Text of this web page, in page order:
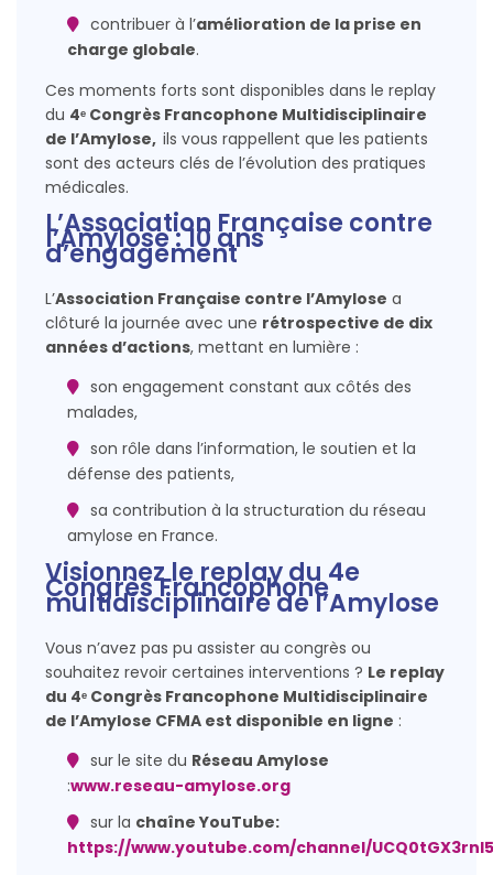
contribuer à l’amélioration de la prise en
charge globale.
Ces moments forts sont disponibles dans le replay
du 4ᵉ Congrès Francophone Multidisciplinaire
de l’Amylose, ils vous rappellent que les patients
sont des acteurs clés de l’évolution des pratiques
médicales.
L’Association Française contre
l’Amylose : 10 ans
d’engagement
L’Association Française contre l’Amylose a
clôturé la journée avec une rétrospective de dix
années d’actions, mettant en lumière :
son engagement constant aux côtés des
malades,
son rôle dans l’information, le soutien et la
défense des patients,
sa contribution à la structuration du réseau
amylose en France.
Visionnez le replay du 4e
Congrès Francophone
multidisciplinaire de l’Amylose
Vous n’avez pas pu assister au congrès ou
souhaitez revoir certaines interventions ? Le replay
du 4ᵉ Congrès Francophone Multidisciplinaire
de l’Amylose CFMA est disponible en ligne :
sur le site du Réseau Amylose
:www.reseau-amylose.org
sur la chaîne YouTube:
https://www.youtube.com/channel/